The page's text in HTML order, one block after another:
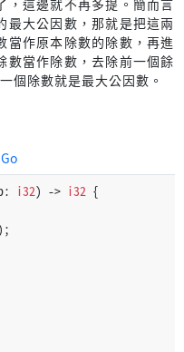
(2);
(3);
(2);
最大公因數，那就是把這兩
當作原本除數的除數，再進
數當作除數，去除前一個餘
個除數就是最大公因數。
Go
i32) -> i32 {